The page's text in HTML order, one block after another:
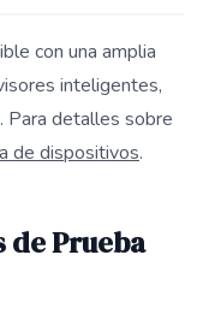
con una amplia
inteligentes,
Para detalles sobre
de dispositivos.
de Prueba